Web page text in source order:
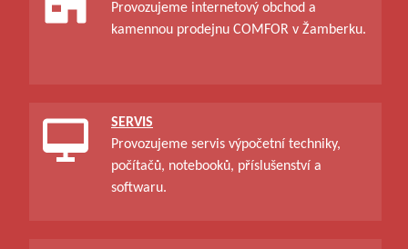
Provozujeme internetový obchod a
kamennou prodejnu COMFOR v Žamberku.
SERVIS
Provozujeme servis výpočetní techniky,
počítačů, notebooků, příslušenství a
softwaru.